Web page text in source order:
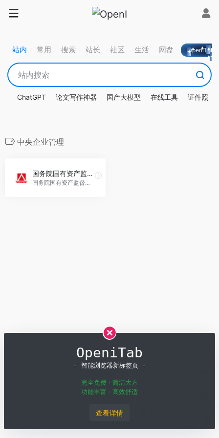
站内 常用 搜索 站长 社区 生活 网盘 OpeniTab
ChatGPT 论文写作神器 国产大模型 在线工具 证件照
中央企业管理
国务院国有资产监督管理委员会
国务院国有资产监督管理委员会负责监管中央所属企业的国有资产，强化管理与监督职责。
粤ICP备19001258号
OpeniTab
- 智能浏览器新标签页 -
完全免费 · 简洁大方
功能丰富 · 高效舒适
查看详情